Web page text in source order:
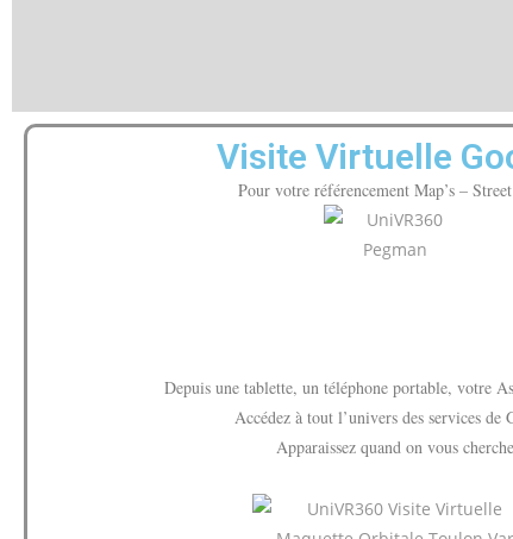
Visite Virtuelle
Pour votre référencement Map’s –
Depuis une tablette, un téléphone portable, votre
Accédez à tout l’univers des services de
Apparaissez quand on vous cherche